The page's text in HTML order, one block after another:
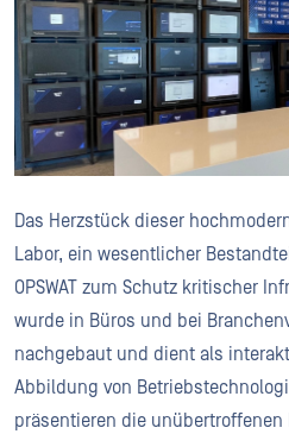
Das Herzstück dieser
Labor, ein wesentlicher
OPSWAT zum Schutz kritischer
wurde in Büros und bei
nachgebaut und dient als
Abbildung von
präsentieren die unübertroffenen